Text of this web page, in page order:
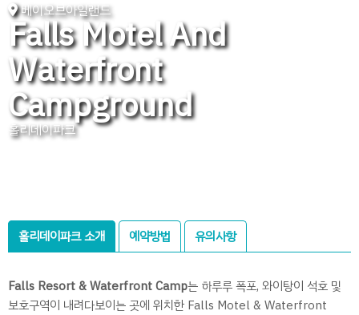
베이오브아일랜드
Falls Motel And
Waterfront
Campground
홀리데이파크
홀리데이파크 소개 예약방법 유의사항
Falls Resort & Waterfront Camp는 하루루 폭포, 와이탕이 석호 및
보호구역이 내려다보이는 곳에 위치한 Falls Motel & Waterfront